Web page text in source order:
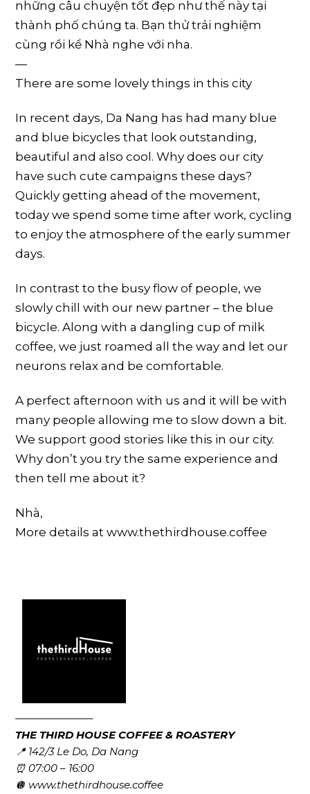
những câu chuyện tốt đẹp như thế này tại
thành phố chúng ta. Bạn thử trải nghiệm
cùng rồi kể Nhà nghe với nha.
—
There are some lovely things in this city
In recent days, Da Nang has had many blue
and blue bicycles that look outstanding,
beautiful and also cool. Why does our city
have such cute campaigns these days?
Quickly getting ahead of the movement,
today we spend some time after work, cycling
to enjoy the atmosphere of the early summer
days.
In contrast to the busy flow of people, we
slowly chill with our new partner – the blue
bicycle. Along with a dangling cup of milk
coffee, we just roamed all the way and let our
neurons relax and be comfortable.
A perfect afternoon with us and it will be with
many people allowing me to slow down a bit.
We support good stories like this in our city.
Why don’t you try the same experience and
then tell me about it?
Nhà,
More details at www.thethirdhouse.coffee
———————–
THE THIRD HOUSE COFFEE & ROASTERY
📍 142/3 Le Do, Da Nang
⏰ 07:00 – 16:00
🪩 www.thethirdhouse.coffee